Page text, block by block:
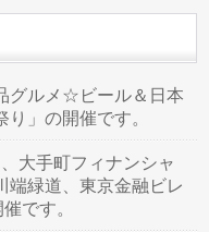
グルメ☆ビール＆日本
」の開催です。
大手町フィナンシャ
端緑道、東京金融ビレ
です。